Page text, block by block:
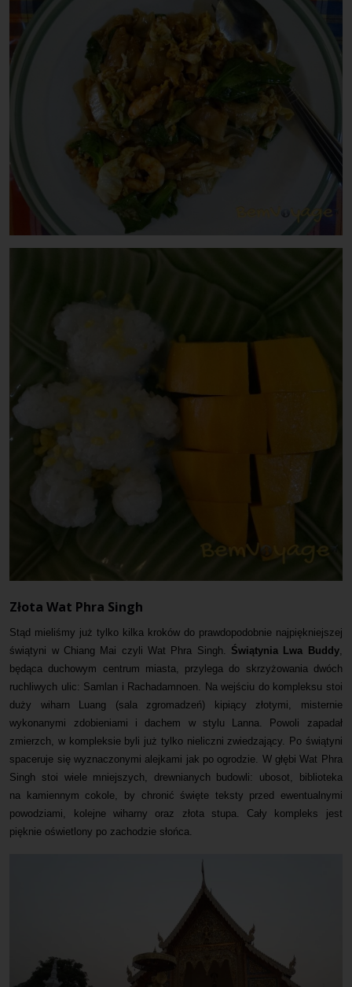
Złota Wat Phra Singh
Stąd mieliśmy już tylko kilka kroków do prawdopodobnie najpiękniejszej
świątyni w Chiang Mai czyli Wat Phra Singh. Świątynia Lwa Buddy,
będąca duchowym centrum miasta, przylega do skrzyżowania dwóch
ruchliwych ulic: Samlan i Rachadamnoen. Na wejściu do kompleksu stoi
duży wiharn Luang (sala zgromadzeń) kipiący złotymi, misternie
wykonanymi zdobieniami i dachem w stylu Lanna. Powoli zapadał
zmierzch, w kompleksie byli już tylko nieliczni zwiedzający. Po świątyni
spaceruje się wyznaczonymi alejkami jak po ogrodzie. W głębi Wat Phra
Singh stoi wiele mniejszych, drewnianych budowli: ubosot, biblioteka
na kamiennym cokole, by chronić święte teksty przed ewentualnymi
powodziami, kolejne wiharny oraz złota stupa. Cały kompleks jest
pięknie oświetlony po zachodzie słońca.